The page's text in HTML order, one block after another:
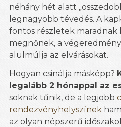
néhány hét alatt
legnagyobb tévedés. A
fontos részletek maradnak
megnőnek, a
alulmúlja az elvárásokat.
Hogyan csinálja másképp?
legalább 2 hónappal az
soknak tűnik, de a legjobb
rendezvényhelyszínek
az olyan népszerű